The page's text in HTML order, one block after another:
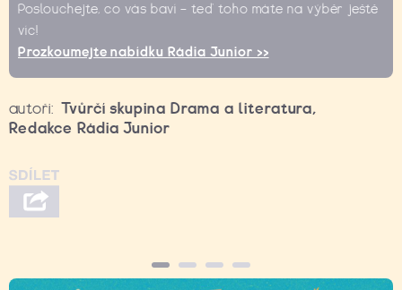
Poslouchejte, co vás baví – teď toho máte na výběr ještě
víc!
Prozkoumejte nabídku Rádia Junior >>
autoři: Tvůrčí skupina Drama a literatura,
Redakce Rádia Junior